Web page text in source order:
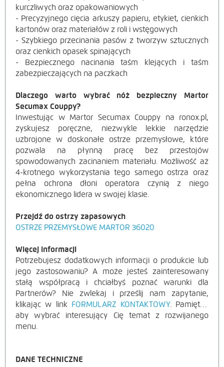
kurczliwych oraz opakowaniowych
- Precyzyjnego cięcia arkuszy papieru, etykiet, cienkich
kartonów oraz materiałów z roli i wstęgowych
- Szybkiego przecinania pasów z tworzyw sztucznych
oraz cienkich opasek spinających
- Bezpiecznego nacinania taśm klejących i taśm
zabezpieczających na paczkach
Dlaczego warto wybrać nóż bezpieczny Martor
Secumax Couppy?
Inwestując w Martor Secumax Couppy na ronox.pl,
zyskujesz poręczne, niezwykle lekkie narzędzie
uzbrojone w doskonałe ostrze przemysłowe, które
pozwala na płynną pracę bez przestojów
spowodowanych zacinaniem materiału. Możliwość aż
4-krotnego wykorzystania tego samego ostrza oraz
pełna ochrona dłoni operatora czynią z niego
ekonomicznego lidera w swojej klasie.
Przejdź do ostrzy zapasowych
OSTRZE PRZEMYSŁOWE MARTOR 36020
Więcej informacji
Potrzebujesz dodatkowych informacji o produkcie lub
jego zastosowaniu? A może jesteś zainteresowany
stałą współpracą i chciałbyś poznać warunki dla
Partnerów? Nie zwlekaj i prześlij nam zapytanie,
klikając w link FORMULARZ KONTAKTOWY. Pamiętaj,
aby wybrać interesujący Cię temat z rozwijanego
menu.
DANE TECHNICZNE